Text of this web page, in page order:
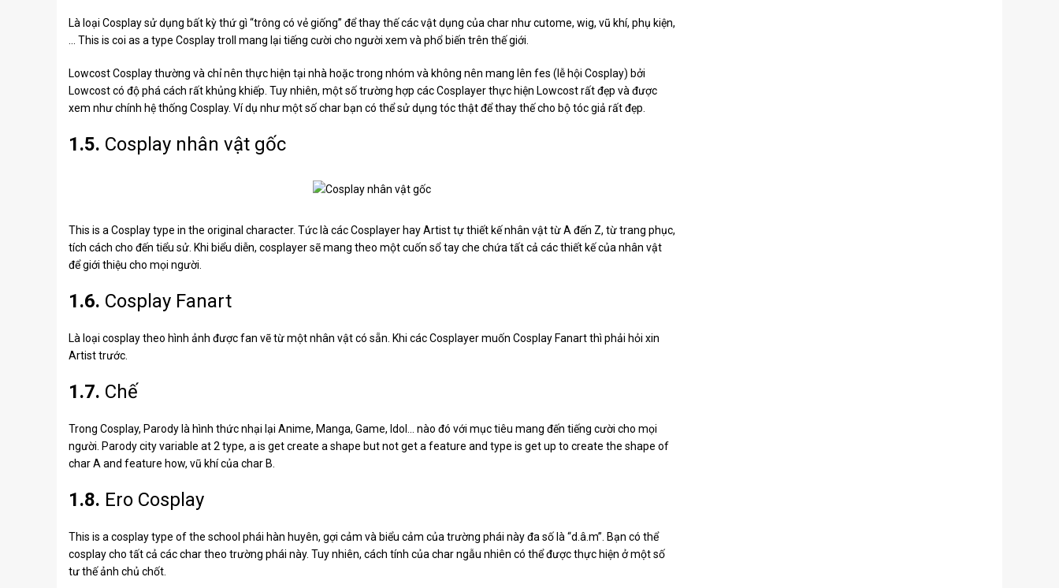
Là loại Cosplay sử dụng bất kỳ thứ gì “trông có vẻ giống” để thay thế các vật dụng của char như cutome, wig, vũ khí, phụ kiện,
… This is coi as a type Cosplay troll mang lại tiếng cười cho người xem và phổ biến trên thế giới.
Lowcost Cosplay thường và chỉ nên thực hiện tại nhà hoặc trong nhóm và không nên mang lên fes (lễ hội Cosplay) bởi
Lowcost có độ phá cách rất khủng khiếp. Tuy nhiên, một số trường hợp các Cosplayer thực hiện Lowcost rất đẹp và được
xem như chính hệ thống Cosplay. Ví dụ như một số char bạn có thể sử dụng tóc thật để thay thế cho bộ tóc giả rất đẹp.
1.5. Cosplay nhân vật gốc
This is a Cosplay type in the original character. Tức là các Cosplayer hay Artist tự thiết kế nhân vật từ A đến Z, từ trang phục,
tích cách cho đến tiểu sử. Khi biểu diễn, cosplayer sẽ mang theo một cuốn sổ tay che chứa tất cả các thiết kế của nhân vật
để giới thiệu cho mọi người.
1.6. Cosplay Fanart
Là loại cosplay theo hình ảnh được fan vẽ từ một nhân vật có sẵn. Khi các Cosplayer muốn Cosplay Fanart thì phải hỏi xin
Artist trước.
1.7. Chế
Trong Cosplay, Parody là hình thức nhại lại Anime, Manga, Game, Idol… nào đó với mục tiêu mang đến tiếng cười cho mọi
người. Parody city variable at 2 type, a is get create a shape but not get a feature and type is get up to create the shape of
char A and feature how, vũ khí của char B.
1.8. Ero Cosplay
This is a cosplay type of the school phái hàn huyên, gợi cảm và biểu cảm của trường phái này đa số là “d.â.m”. Bạn có thể
cosplay cho tất cả các char theo trường phái này. Tuy nhiên, cách tính của char ngẫu nhiên có thể được thực hiện ở một số
tư thế ảnh chủ chốt.